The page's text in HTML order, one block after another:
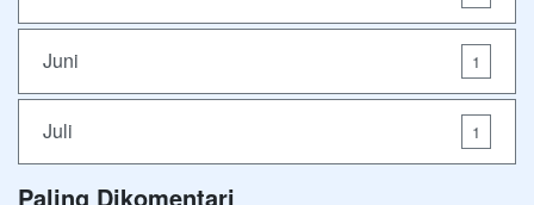
Juni 1
Juli 1
Paling Dikomentari